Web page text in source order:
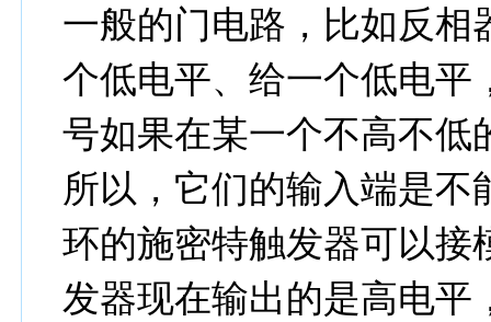
一般的门电路，比如反相
个低电平、给一个低电平
号如果在某一个不高不低
所以，它们的输入端是
环的施密特触发器可以接
发器现在输出的是高电平